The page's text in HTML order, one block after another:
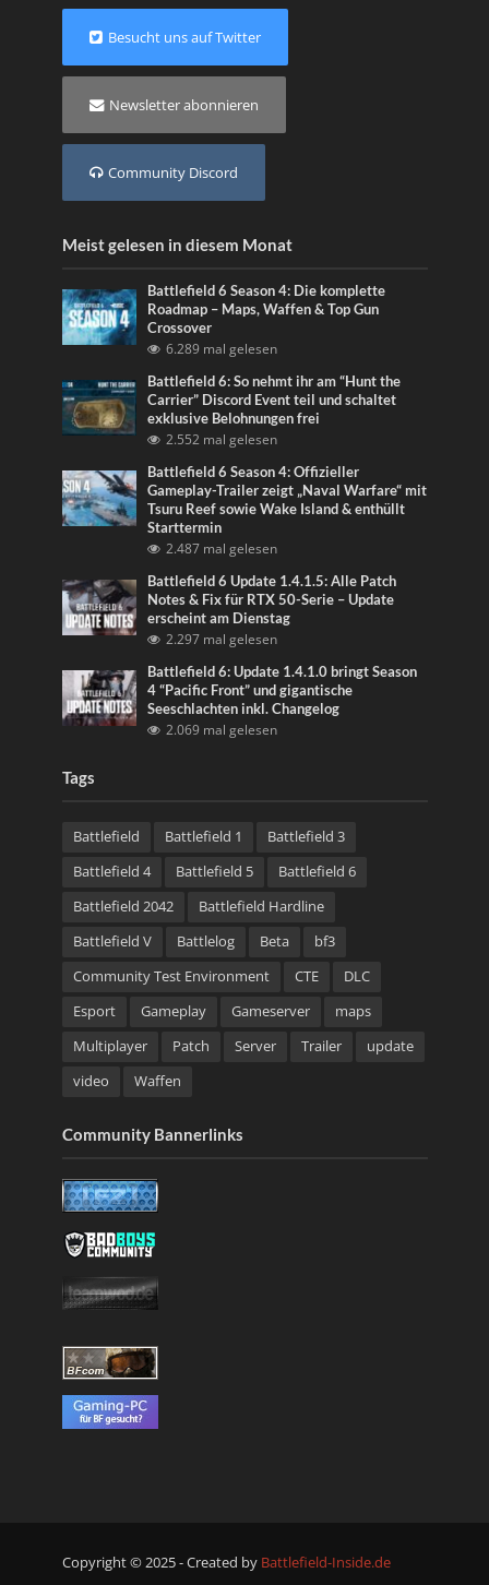
Besucht uns auf Twitter
Newsletter abonnieren
Community Discord
Meist gelesen in diesem Monat
Battlefield 6 Season 4: Die komplette
Roadmap – Maps, Waffen & Top Gun
Crossover
6.289 mal gelesen
Battlefield 6: So nehmt ihr am “Hunt the
Carrier” Discord Event teil und schaltet
exklusive Belohnungen frei
2.552 mal gelesen
Battlefield 6 Season 4: Offizieller
Gameplay-Trailer zeigt „Naval Warfare“ mit
Tsuru Reef sowie Wake Island & enthüllt
Starttermin
2.487 mal gelesen
Battlefield 6 Update 1.4.1.5: Alle Patch
Notes & Fix für RTX 50-Serie – Update
erscheint am Dienstag
2.297 mal gelesen
Battlefield 6: Update 1.4.1.0 bringt Season
4 “Pacific Front” und gigantische
Seeschlachten inkl. Changelog
2.069 mal gelesen
Tags
Battlefield Battlefield 1
Battlefield 3
Battlefield 4
Battlefield 5
Battlefield 6
Battlefield 2042
Battlefield Hardline
Battlefield V
Battlelog Beta
bf3
Community Test Environment
CTE
DLC
Esport
Gameplay Gameserver
maps
Multiplayer
Patch Server Trailer
update
video
Waffen
Community Bannerlinks
Copyright © 2025 - Created by Battlefield-Inside.de